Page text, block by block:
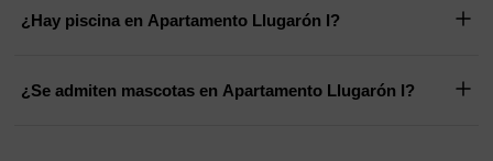
¿Hay piscina en Apartamento Llugarón I?
¿Se admiten mascotas en Apartamento Llugarón I?